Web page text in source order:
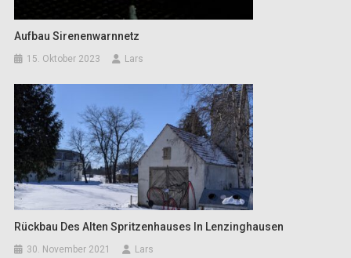
Aufbau Sirenenwarnnetz
15. Oktober 2023 Lars
Rückbau Des Alten Spritzenhauses In Lenzinghausen
30. November 2021 Lars